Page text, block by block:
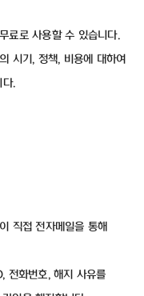
료로 사용할 수 있습니다.
시기, 정책, 비용에 대하여
다.
직접 전자메일을 통해
전화번호, 해지 사유를